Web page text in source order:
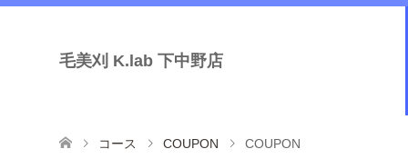
毛美刈 K.lab 下中野店
コース COUPON COUPON